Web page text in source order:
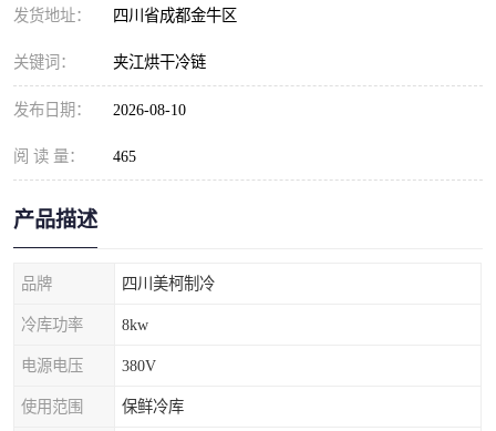
发货地址： 四川省成都金牛区
关键词： 夹江烘干冷链
发布日期： 2026-08-10
阅 读 量： 465
产品描述
品牌 四川美柯制冷
冷库功率 8kw
电源电压 380V
使用范围 保鲜冷库